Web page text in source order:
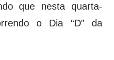
que nesta quarta-
o Dia “D” da